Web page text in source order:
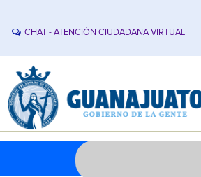
CHAT - ATENCIÓN CIUDADANA VIRTUAL